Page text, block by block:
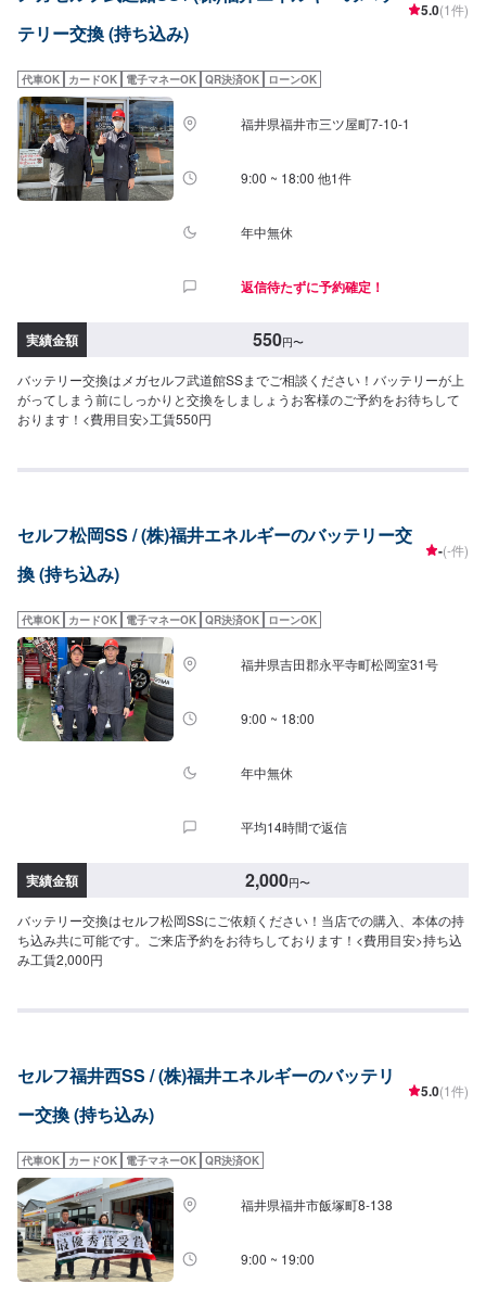
テリー交換 (持ち込み)
5.0(1件)
代車OK カードOK 電子マネーOK QR決済OK ローンOK
福井県福井市三ツ屋町7-10-1
9:00 ~ 18:00 他1件
年中無休
返信待たずに予約確定！
実績金額 550円〜
バッテリー交換はメガセルフ武道館SSまでご相談ください！バッテリーが上
がってしまう前にしっかりと交換をしましょうお客様のご予約をお待ちして
おります！<費用目安>工賃550円
セルフ松岡SS / (株)福井エネルギーのバッテリー交
換 (持ち込み)
-(-件)
代車OK カードOK 電子マネーOK QR決済OK ローンOK
福井県吉田郡永平寺町松岡室31号
9:00 ~ 18:00
年中無休
平均14時間で返信
実績金額 2,000円〜
バッテリー交換はセルフ松岡SSにご依頼ください！当店での購入、本体の持
ち込み共に可能です。ご来店予約をお待ちしております！<費用目安>持ち込
み工賃2,000円
セルフ福井西SS / (株)福井エネルギーのバッテリ
ー交換 (持ち込み)
5.0(1件)
代車OK カードOK 電子マネーOK QR決済OK
福井県福井市飯塚町8-138
9:00 ~ 19:00